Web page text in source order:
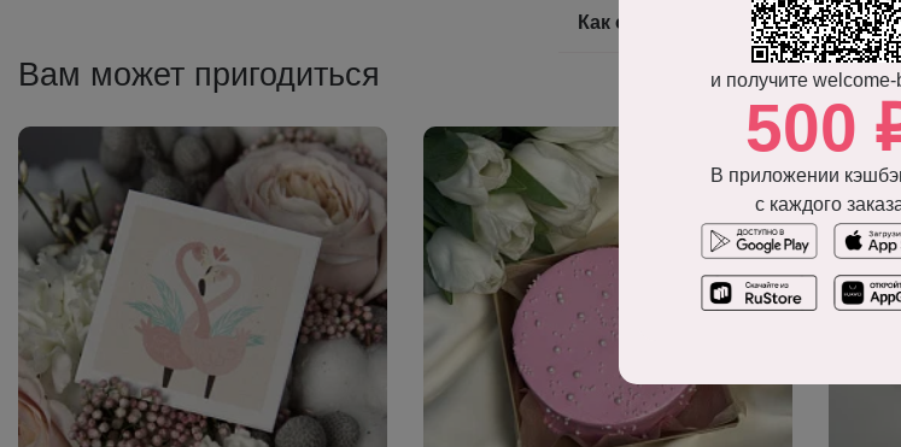
Как оформить заказ на доставку
Вам может пригодиться и получите
500
В приложении
с каждого